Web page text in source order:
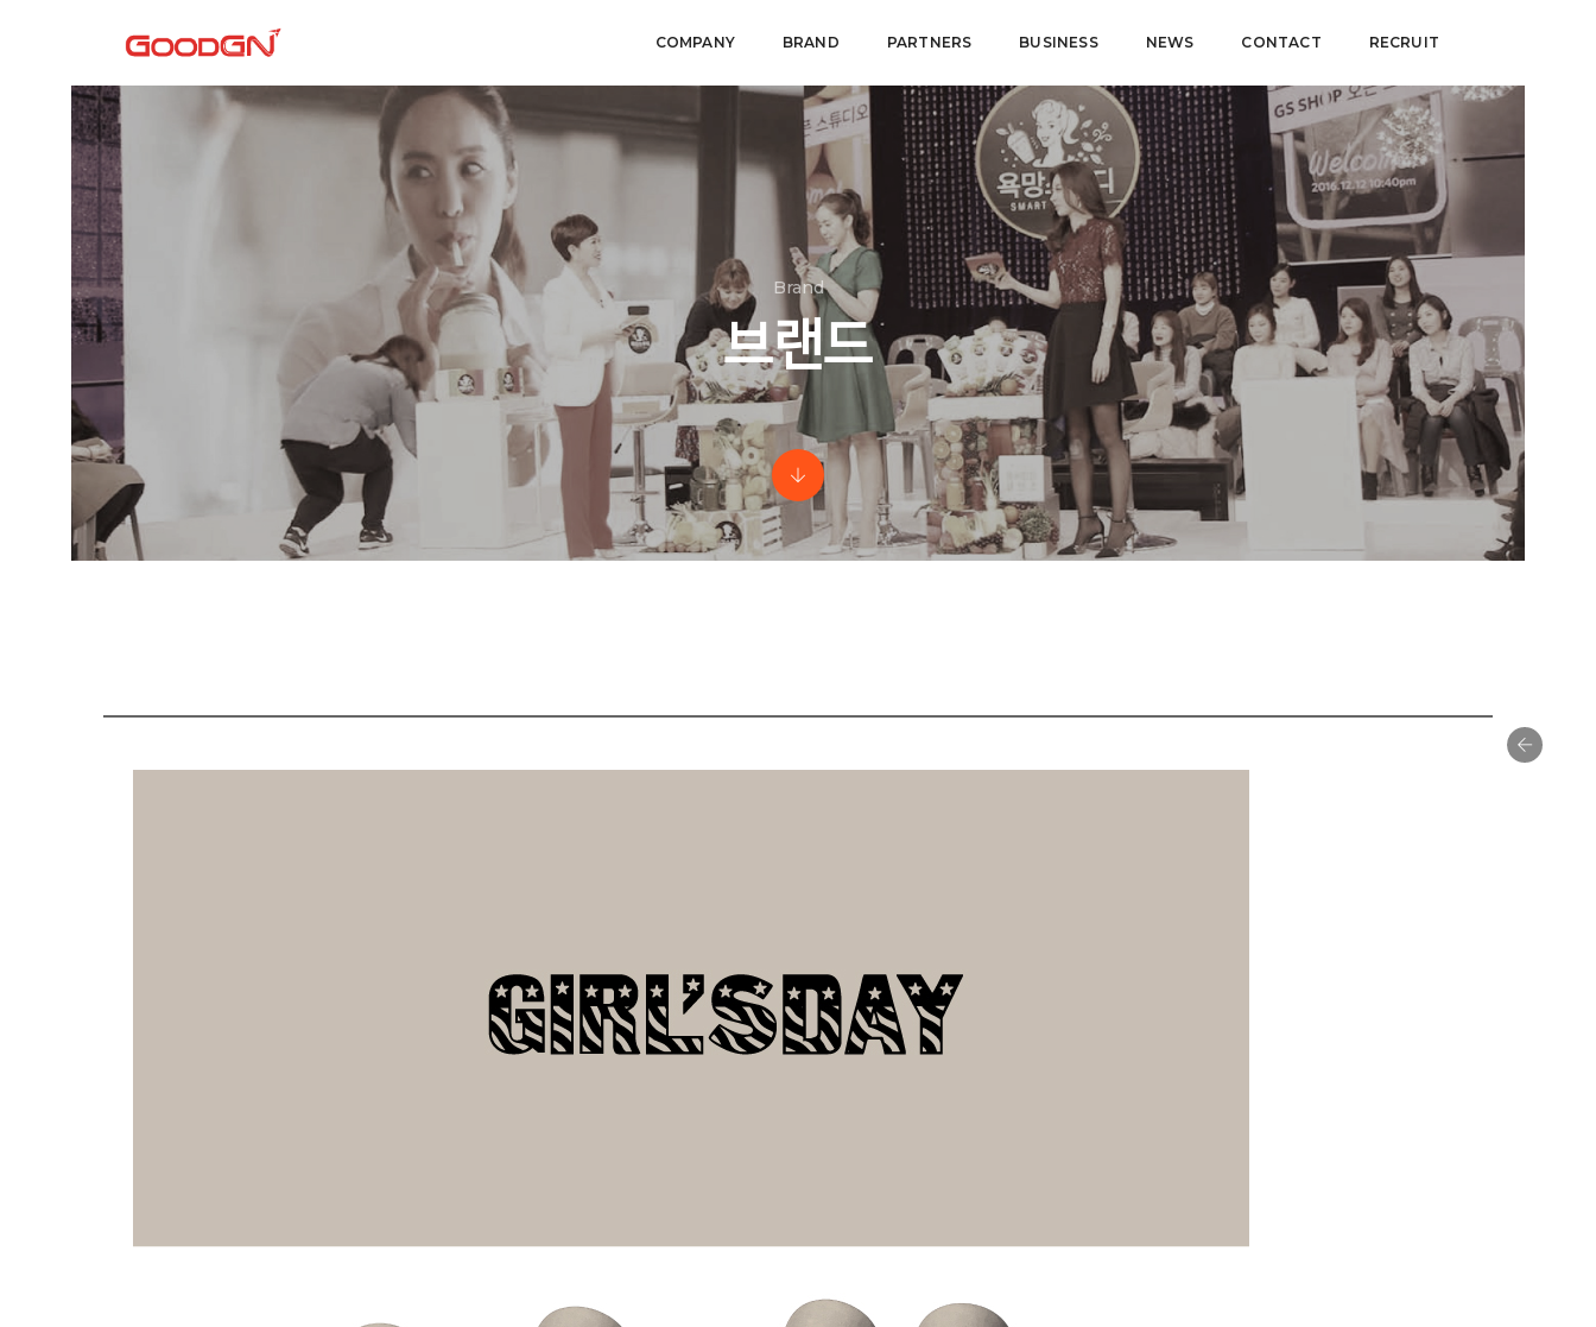
COMPANY BRAND PARTNERS BUSINESS NEWS CONTACT RECRUIT
Brand
브랜드